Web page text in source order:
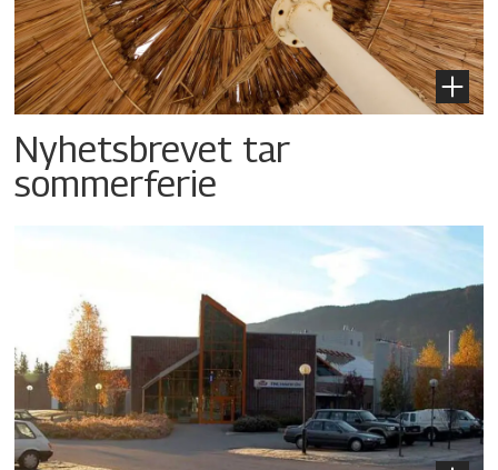
Nyhetsbrevet tar
sommerferie